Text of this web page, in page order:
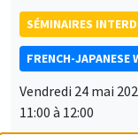
SÉMINAIRES
FRENCH-JAPANESE
Vendredi 24 mai
11:00 à 12:00